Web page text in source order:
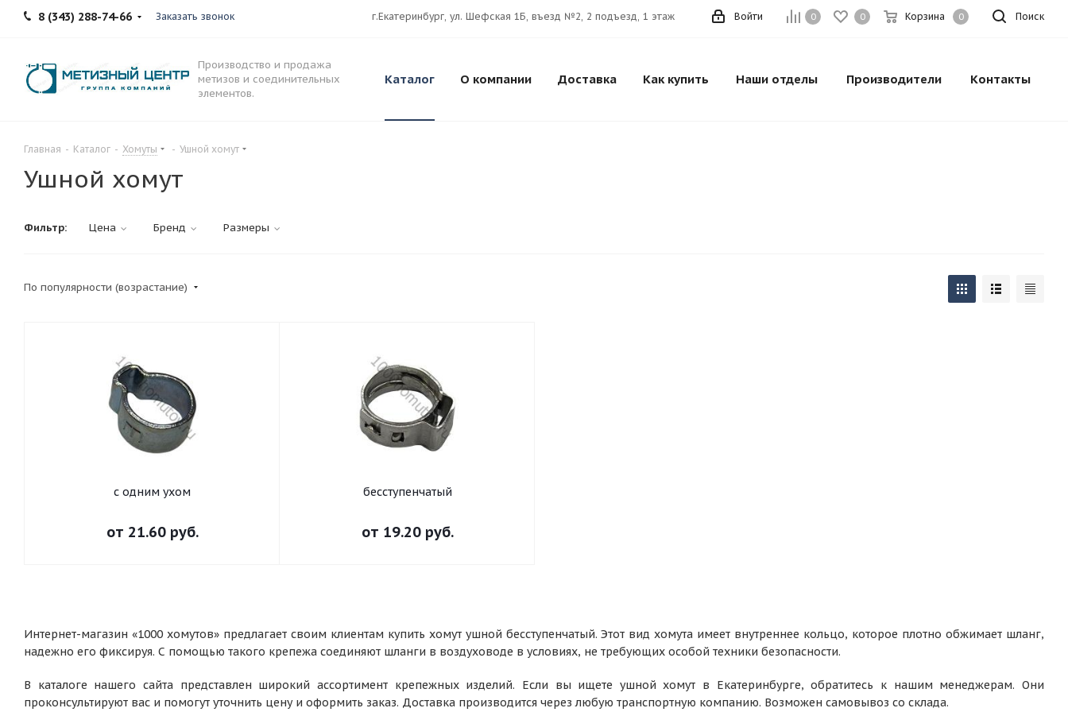
8 (343) 288-74-66 Заказать звонок г.Екатеринбург, ул. Шефская 1Б, въезд №2, 2 подъезд, 1 этаж Поиск
0 0 Корзина 0
Войти
Производство и продажа
метизов и соединительных
элементов.
Каталог О компании Доставка Как купить Наши отделы Производители Контакты
Главная - Каталог - Хомуты - Ушной хомут
Ушной хомут
Фильтр: Цена Бренд Размеры
По популярности (возрастание)
с одним ухом
от 21.60 руб.
бесступенчатый
от 19.20 руб.
Интернет-магазин «1000 хомутов» предлагает своим клиентам купить хомут ушной бесступенчатый. Этот вид хомута имеет внутреннее кольцо, которое плотно обжимает шланг,
надежно его фиксируя. С помощью такого крепежа соединяют шланги в воздуховоде в условиях, не требующих особой техники безопасности.
В каталоге нашего сайта представлен широкий ассортимент крепежных изделий. Если вы ищете ушной хомут в Екатеринбурге, обратитесь к нашим менеджерам. Они
проконсультируют вас и помогут уточнить цену и оформить заказ. Доставка производится через любую транспортную компанию. Возможен самовывоз со склада.